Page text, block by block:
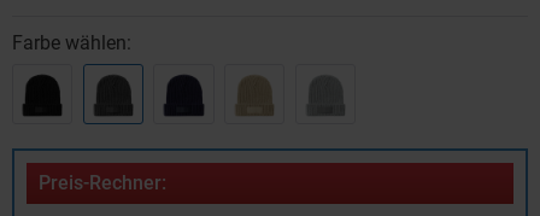
Farbe wählen:
Preis-Rechner: